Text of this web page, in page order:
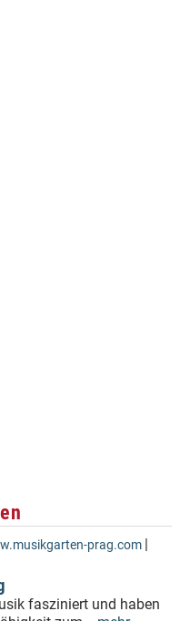
prag.com |
fasziniert und haben